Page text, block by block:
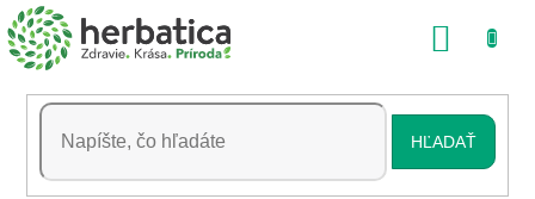
Prejsť
na
obsah
HĽADAŤ